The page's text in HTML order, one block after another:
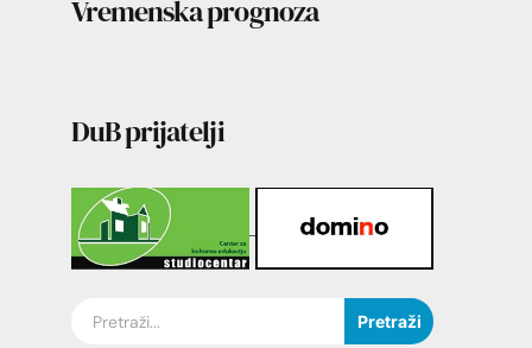
Vremenska prognoza
DuB prijatelji
Pretraži